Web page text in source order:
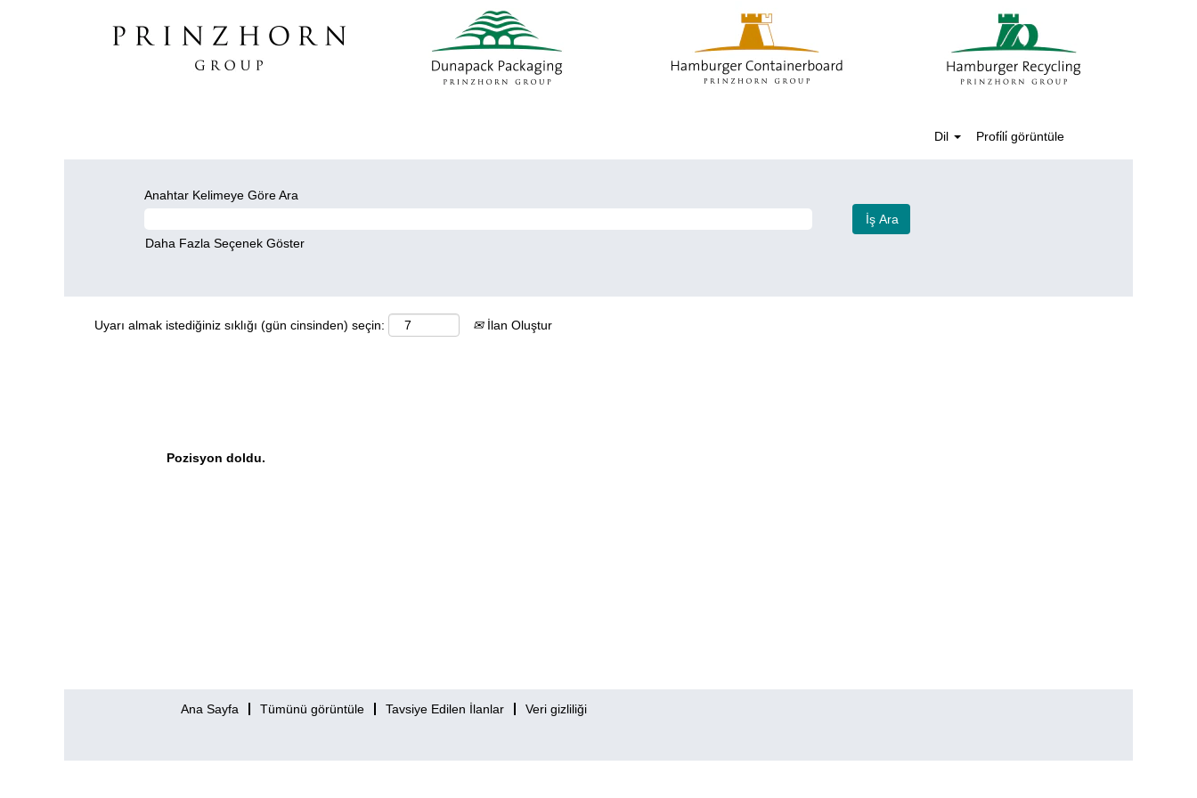
Dil Profi̇li̇ görüntüle
Anahtar Kelimeye Göre Ara
Daha Fazla Seçenek Göster
Uyarı almak istediğiniz sıklığı (gün cinsinden) seçin: İlan Oluştur
Pozisyon doldu.
Ana Sayfa Tümünü görüntüle Tavsiye Edilen İlanlar Veri gizliliği